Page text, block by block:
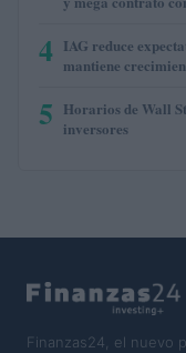
4 IAG reduce
mantiene
5 Horarios de Wall
inversores
Finanzas24, el nuevo